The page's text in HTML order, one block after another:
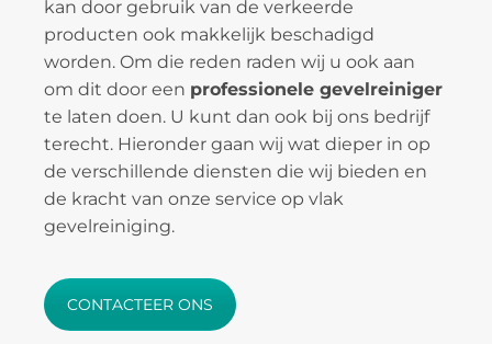
kan door gebruik van de verkeerde
producten ook makkelijk beschadigd
worden. Om die reden raden wij u ook aan
om dit door een professionele gevelreiniger
te laten doen. U kunt dan ook bij ons bedrijf
terecht. Hieronder gaan wij wat dieper in op
de verschillende diensten die wij bieden en
de kracht van onze service op vlak
gevelreiniging.
CONTACTEER ONS